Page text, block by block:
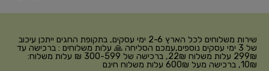
שירות משלוחים לכל הארץ 2-6 ימי עסקים, בתקופת החגים ייתכן עיכוב
של 3 ימי עסקים נוספים,עמכם הסליחה 🙏 עלות משלוחים : ברכישה עד
299₪ עלות משלוח 22₪, ברכישה של 300-599 ₪ עלות משלוח:
10₪, ברכישה מעל 600₪ עלות משלוח חינם